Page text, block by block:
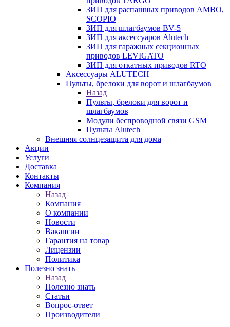
ЗИП для распашных приводов AMBO,
SCOPIO
ЗИП для шлагбаумов BV-5
ЗИП для аксессуаров Alutech
ЗИП для гаражных секционных
приводов LEVIGATO
ЗИП для откатных приводов RTO
Аксессуары ALUTECH
Пульты, брелоки для ворот и шлагбаумов
Назад
Пульты, брелоки для ворот и
шлагбаумов
Модули беспроводной связи GSM
Пульты Alutech
Внешняя солнцезащита для дома
Акции
Услуги
Доставка
Контакты
Компания
Назад
Компания
О компании
Новости
Вакансии
Гарантия на товар
Лицензии
Политика
Полезно знать
Назад
Полезно знать
Статьи
Вопрос-ответ
Производители